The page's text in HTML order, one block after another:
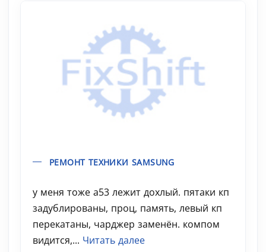
РЕМОНТ ТЕХНИКИ SAMSUNG
у меня тоже a53 лежит дохлый. пятаки кп
задублированы, проц, память, левый кп
перекатаны, чарджер заменён. компом
видится,... Читать далее